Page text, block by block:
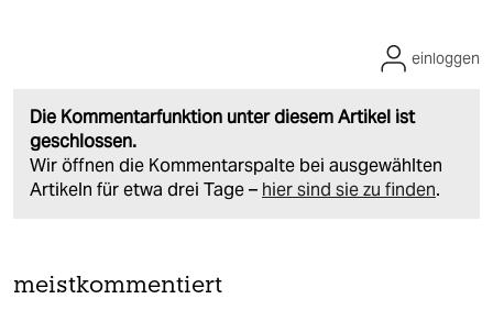
Die Kommentarfunktion unter diesem Artikel ist
geschlossen.
Wir öffnen die Kommentarspalte bei ausgewählten
Artikeln für etwa drei Tage – hier sind sie zu finden.
einloggen
meistkommentiert